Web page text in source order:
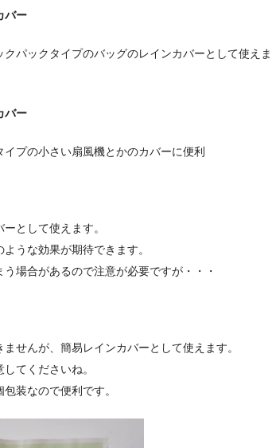
バー
パックタイプのバッグのレインカバーとして使えま
バー
プの小さい扇風機とかのカバーに便利
として使えます。
うな効果が期待できます。
場合があるので注意が必要ですが・・・
せんが、簡易レインカバーとして使えます。
てくださいね。
装なので便利です。